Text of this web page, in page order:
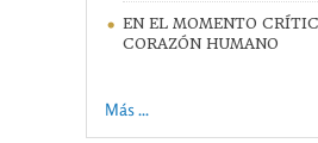
EN EL MOMENTO
CORAZÓN HUMANO
Más ...